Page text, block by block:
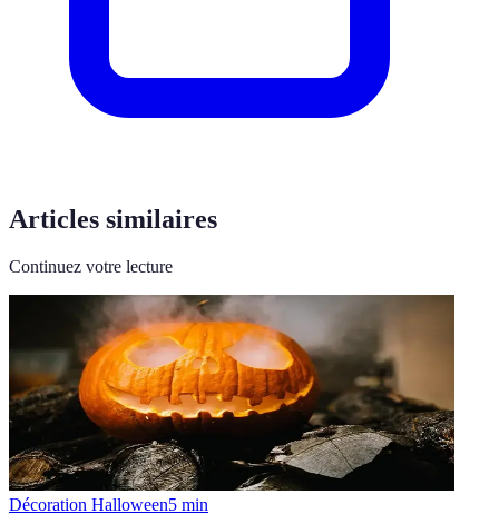
Articles similaires
Continuez votre lecture
Décoration Halloween5 min